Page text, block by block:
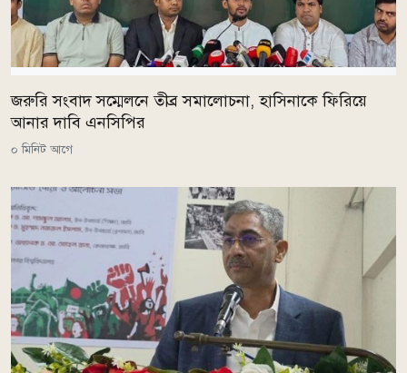
জরুরি সংবাদ সম্মেলনে তীব্র সমালোচনা, হাসিনাকে ফিরিয়ে
আনার দাবি এনসিপির
০ মিনিট আগে